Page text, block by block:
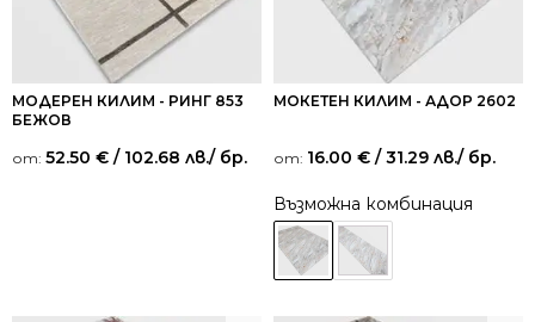
МОДЕРЕН КИЛИМ - РИНГ 853
БЕЖОВ
от: 52.50 € / 102.68 лв./ бр.
МОКЕТЕН КИЛИМ - АДОР 2602
от: 16.00 € / 31.29 лв./ бр.
Възможна комбинация